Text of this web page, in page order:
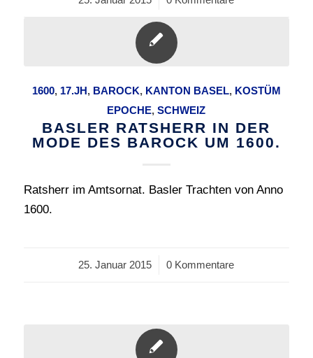
1600, 17.JH, BAROCK, KANTON BASEL, KOSTÜM
EPOCHE,SCHWEIZ
BASLER RATSHERR IN DER
MODE DES BAROCK UM 1600.
Ratsherr im Amtsornat. Basler Trachten von Anno
1600.
25. Januar 2015
/ 0 Kommentare